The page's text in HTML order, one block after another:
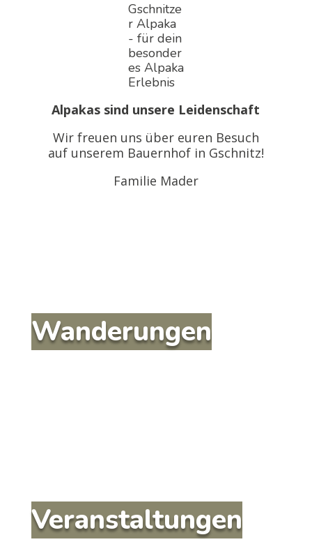
Alpakas sind unsere Leidenschaft
Wir freuen uns über euren Besuch
auf unserem Bauernhof in Gschnitz!
Familie Mader
Wanderungen
Veranstaltungen